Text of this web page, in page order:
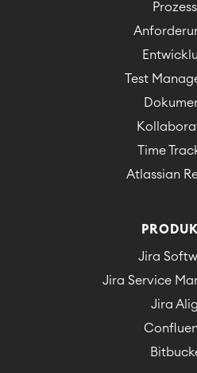
Test
Time
Atlassian
Jira
Jira Service
Jira